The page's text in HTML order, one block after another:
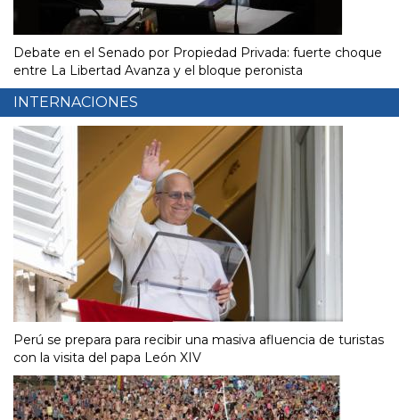
Debate en el Senado por Propiedad Privada: fuerte choque
entre La Libertad Avanza y el bloque peronista
INTERNACIONES
Perú se prepara para recibir una masiva afluencia de turistas
con la visita del papa León XIV